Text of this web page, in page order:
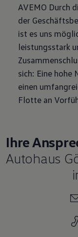
AVEMO Durch
der
ist es uns
leistungsstark
sich: Eine hohe
einen
Flotte an
Ihre
Autohaus